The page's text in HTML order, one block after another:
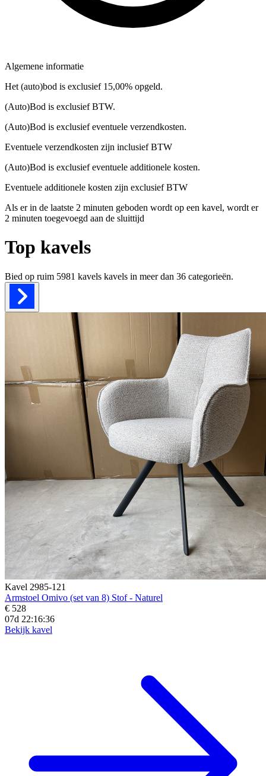
Algemene informatie
Het (auto)bod is exclusief 15,00% opgeld.
(Auto)Bod is exclusief BTW.
(Auto)Bod is exclusief eventuele verzendkosten.
Eventuele verzendkosten zijn inclusief BTW
(Auto)Bod is exclusief eventuele additionele kosten.
Eventuele additionele kosten zijn exclusief BTW
Als er in de laatste 2 minuten geboden wordt op een kavel, wordt er
2 minuten toegevoegd aan de sluittijd
Top kavels
Bied op ruim 5981 kavels kavels in meer dan 36 categorieën.
Kavel 2985-121
Armstoel Omivo (set van 8) Stof - Naturel
€ 528
07d 22:16:34
Bekijk kavel